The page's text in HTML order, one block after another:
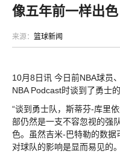
像五年前一样出色
来源： 篮球新闻
10月8日讯 今日前NBA球员
NBA Podcast时谈到了勇士的
“谈到勇士队，斯蒂芬-库里
部仍然是一支不容忽视的强
色。虽然吉米-巴特勒的数据
对球队的影响是显而易见的